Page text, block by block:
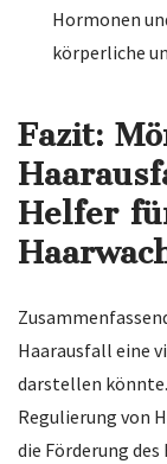
Hormonen
körperliche
Fazit:
Helfer
Haarausfall eine
darstellen
Regulierung von
die Förderung